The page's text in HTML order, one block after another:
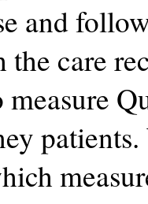
and
care
measure